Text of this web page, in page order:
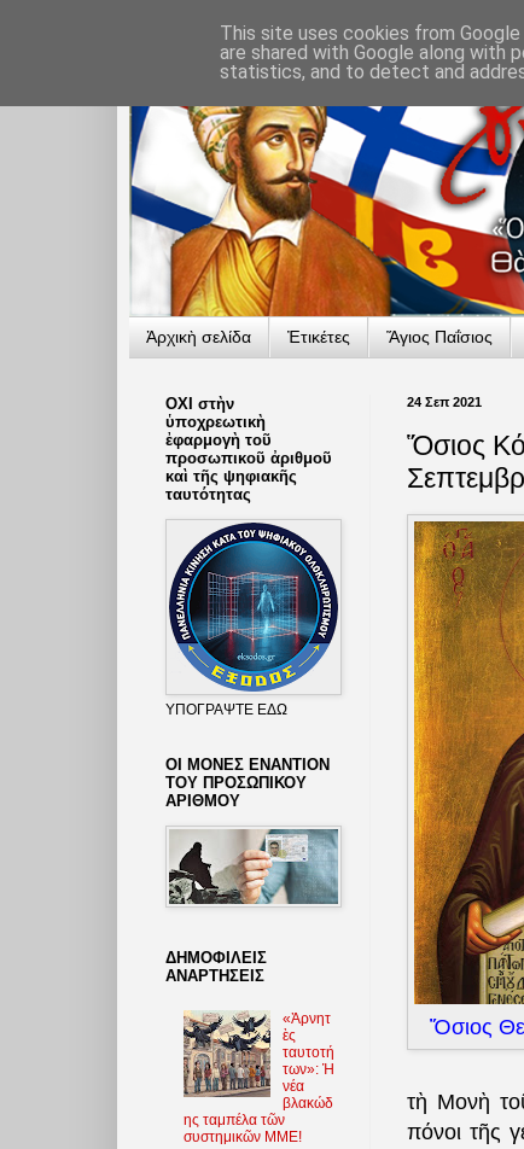
Ἀρχικὴ σελίδα Ἐτικέτες Ἅγιος Παΐσιος
24 Σεπ 2021
Ὅσιος
Ὅσιος
τὴ Μονὴ
πόνοι τῆς
ΟΧΙ στὴν
ὑποχρεωτικὴ
ἐφαρμογὴ τοῦ
προσωπικοῦ ἀριθμοῦ
καὶ τῆς ψηφιακῆς
ταυτότητας
ΥΠΟΓΡΑΨΤΕ ΕΔΩ
ΟΙ ΜΟΝΕΣ ΕΝΑΝΤΙΟΝ
ΤΟΥ ΠΡΟΣΩΠΙΚΟΥ
ΑΡΙΘΜΟΥ
ΔΗΜΟΦΙΛΕΙΣ
ΑΝΑΡΤΗΣΕΙΣ
«Ἀρνητ
ὲς
ταυτοτή
των»: Ἡ
νέα
βλακώδ
ης ταμπέλα τῶν
συστημικῶν ΜΜΕ!
This site uses cookies from
are shared with Google along with
statistics, and to detect and